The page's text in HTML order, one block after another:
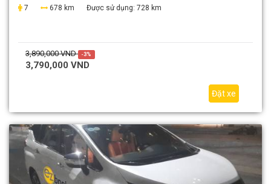
7
678 km Được sử dụng: 728 km
3,890,000 VND -3%
3,790,000 VND
Đặt xe